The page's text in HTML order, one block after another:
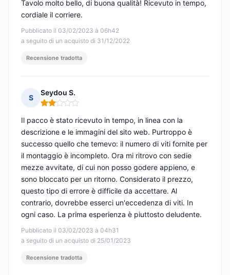
Pubblicato il 03/02/2023 à 06h42
a seguito di un acquisto di 31/12/2022
Tavolo molto bello, di buona qualità! Ricevuto in tempo,
cordiale il corriere.
Recensione tradotta
S
Seydou S.
Nota: 2 su 5
Pubblicato il 03/02/2023 à 04h31
a seguito di un acquisto di 25/01/2023
Il pacco è stato ricevuto in tempo, in linea con la
descrizione e le immagini del sito web. Purtroppo è
successo quello che temevo: il numero di viti fornite per
il montaggio è incompleto. Ora mi ritrovo con sedie
mezze avvitate, di cui non posso godere appieno, e
sono bloccato per un ritorno. Considerato il prezzo,
questo tipo di errore è difficile da accettare. Al
contrario, dovrebbe esserci un'eccedenza di viti. In
ogni caso. La prima esperienza è piuttosto deludente.
Recensione tradotta